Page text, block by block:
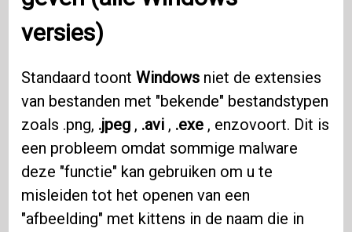
versies)
Standaard toontWindows niet de extensies
van bestanden met "bekende" bestandstypen
zoals .png, .jpeg , .avi , .exe , enzovoort. Dit is
een probleem omdat sommige malware
deze "functie" kan gebruiken om u te
misleiden tot het openen van een
"afbeelding" met kittens in de naam die in